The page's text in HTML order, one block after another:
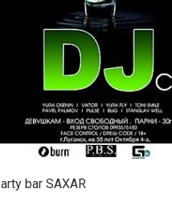
bar SAXAR